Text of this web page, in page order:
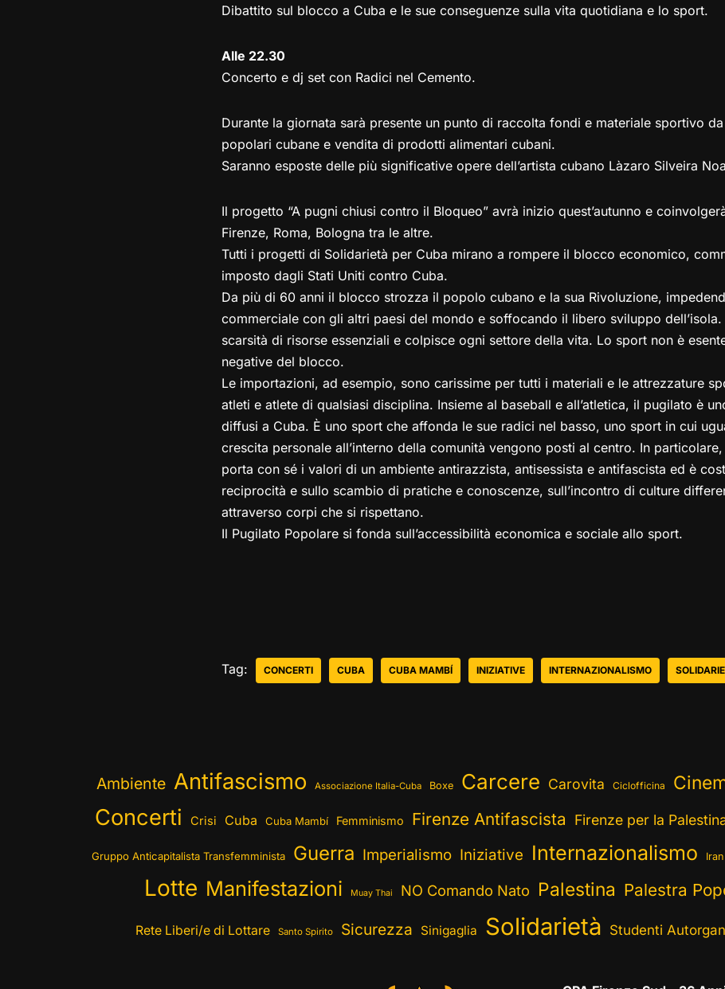
Dibattito sul blocco a Cuba e le sue conseguenze sulla vita quotidiana e lo sport.
Alle 22.30
Concerto e dj set con Radici nel Cemento.
Durante la giornata sarà presente un punto di raccolta fondi e materiale sportivo
popolari cubane e vendita di prodotti alimentari cubani.
Saranno esposte delle più significative opere dell’artista cubano Làzaro Silveira
Il progetto “A pugni chiusi contro il Bloqueo” avrà inizio quest’autunno e
Firenze, Roma, Bologna tra le altre.
Tutti i progetti di Solidarietà per Cuba mirano a rompere il blocco economico,
imposto dagli Stati Uniti contro Cuba.
Da più di 60 anni il blocco strozza il popolo cubano e la sua Rivoluzione,
commerciale con gli altri paesi del mondo e soffocando il libero sviluppo
scarsità di risorse essenziali e colpisce ogni settore della vita. Lo sport non è
negative del blocco.
Le importazioni, ad esempio, sono carissime per tutti i materiali e le attrezzature
atleti e atlete di qualsiasi disciplina. Insieme al baseball e all’atletica, il pugilato è
diffusi a Cuba. È uno sport che affonda le sue radici nel basso, uno sport in cui
crescita personale all’interno della comunità vengono posti al centro. In
porta con sé i valori di un ambiente antirazzista, antisessista e antifascista ed è
reciprocità e sullo scambio di pratiche e conoscenze, sull’incontro di culture
attraverso corpi che si rispettano.
Il Pugilato Popolare si fonda sull’accessibilità economica e sociale allo sport.
Tag: CONCERTI CUBA CUBA MAMBÍ INIZIATIVE INTERNAZIONALISMO
Ambiente Antifascismo Associazione Italia-Cuba Boxe Carcere Carovita Ciclofficina
Concerti Crisi Cuba Cuba Mambí Femminismo Firenze Antifascista Firenze per la
Gruppo Anticapitalista Transfemminista Guerra Imperialismo Iniziative Internazionalismo Iran
Lotte Manifestazioni Muay Thai NO Comando Nato Palestina Palestra
Rete Liberi/e di Lottare Santo Spirito Sicurezza Sinigaglia Solidarietà Studenti